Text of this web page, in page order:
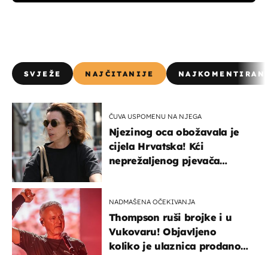
SVJEŽE NAJČITANIJE
ČUVA USPOMENU NA NJEGA
Njezinog oca obožavala je
cijela Hrvatska! Kći
neprežaljenog pjevača
NADMAŠENA OČEKIVANJA
Thompson ruši brojke i u
Vukovaru! Objavljeno
koliko je ulaznica prodano